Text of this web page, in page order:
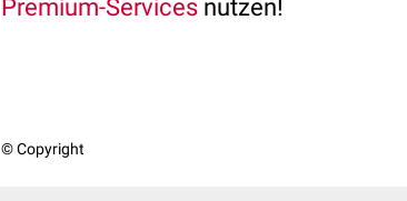
Premium-Services nutzen!
© Copyright